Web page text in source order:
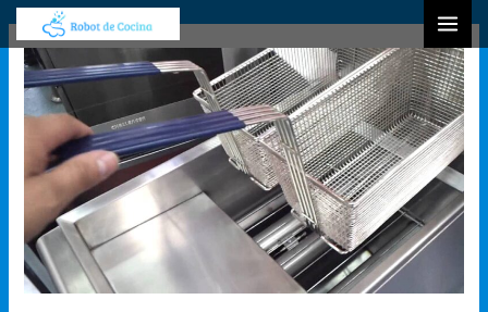
contenido
Navegación
de
entradas
u
s
r